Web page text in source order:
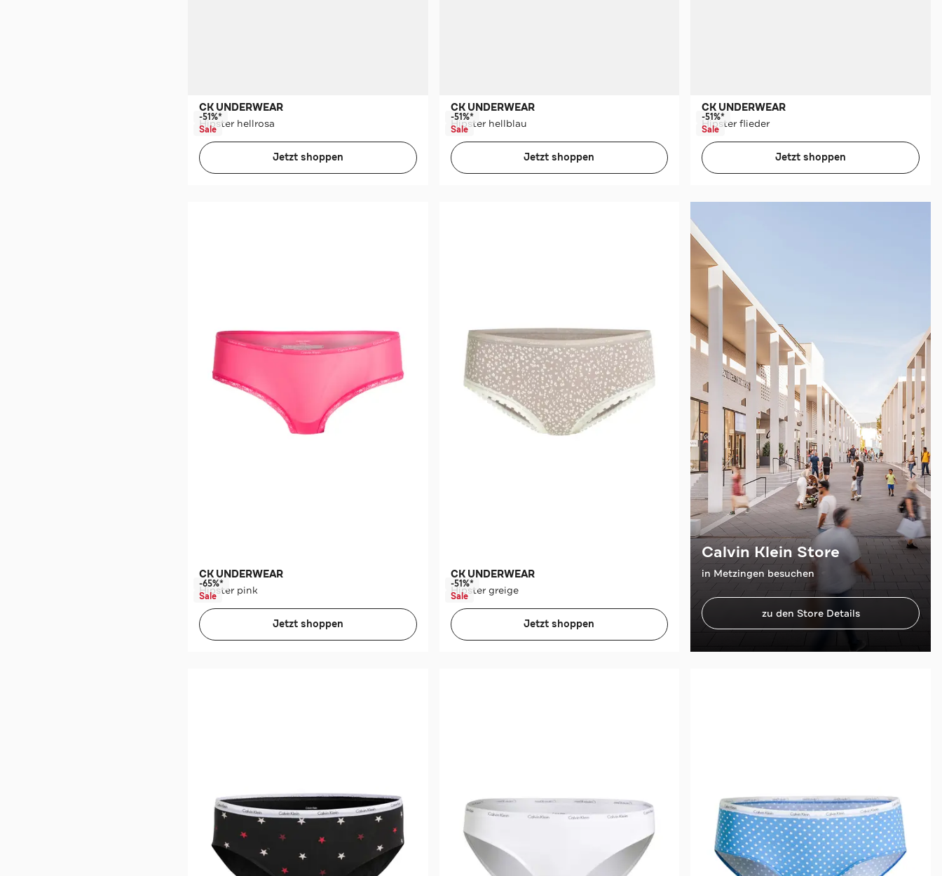
CK UNDERWEAR
Hipster hellrosa
-51%*
Sale
Jetzt shoppen
CK UNDERWEAR
Hipster hellblau
-51%*
Sale
Jetzt shoppen
CK UNDERWEAR
Hipster flieder
-51%*
Sale
Jetzt shoppen
CK UNDERWEAR
Hipster pink
-65%*
Sale
Jetzt shoppen
CK UNDERWEAR
Hipster greige
-51%*
Sale
Jetzt shoppen
Calvin Klein Store
in Metzingen besuchen
zu den Store Details